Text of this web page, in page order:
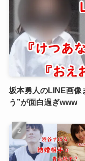
坂本勇人のLINE画像
う”が面白過ぎwww